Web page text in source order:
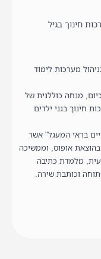
חינוך בגיל
מערכות לימוד
מנחה כוללנית של
חינוך בגני ילדים
בראי המעגל" אשר
יחד עם נירה שירן מזרחי, יצא ב2011 בהוצאת אופוס, וממשיכה
מלמדת כתיבה
וכותבת שירה.